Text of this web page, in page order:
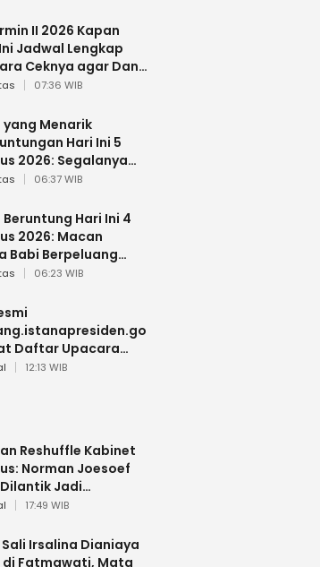
II 2026 Kapan
Jadwal Lengkap
Ceknya agar Dana
07:36 WIB
yang Menarik
Hari Ini 5
2026: Segalanya
Lancar
06:37 WIB
Beruntung Hari Ini 4
2026: Macan
Babi Berpeluang
Kabar Baik
06:23 WIB
Daftar Upacara
HUT RI di Istana
12:13 WIB
Reshuffle Kabinet
Norman Joesoef
Jadi
RI
17:49 WIB
Irsalina Dianiaya
di Fatmawati, Mata